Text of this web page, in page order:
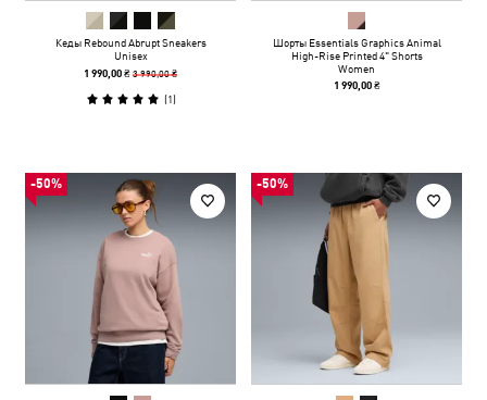
Кеды Rebound Abrupt Sneakers
Unisex
1 990,00 ₴3 990,00 ₴
(1)
Шорты Essentials Graphics Animal
High-Rise Printed 4" Shorts
Women
1 990,00 ₴
-50% -50%